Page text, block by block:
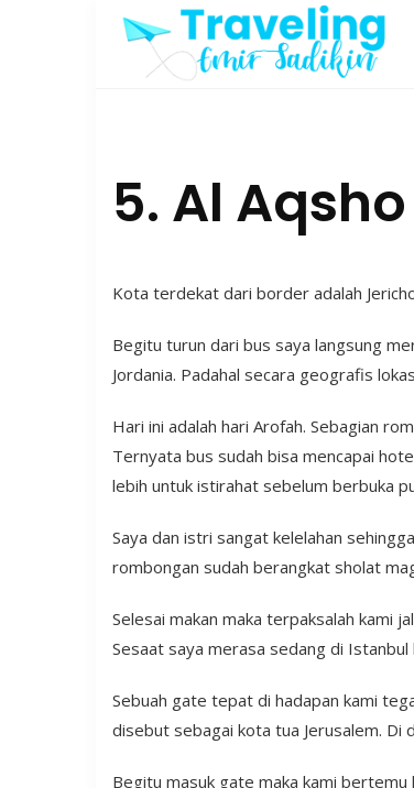
Skip
5. Al Aqsho
Kota terdekat dari border adalah
Begitu turun dari bus saya langsung
Jordania. Padahal secara geografis
Hari ini adalah hari Arofah. Sebagian
Ternyata bus sudah bisa mencapai
lebih untuk istirahat sebelum berbuka
Saya dan istri sangat kelelahan
rombongan sudah berangkat sholat
Selesai makan maka terpaksalah kami
Sesaat saya merasa sedang di
Sebuah gate tepat di hadapan kami
disebut sebagai kota tua Jerusalem. Di
Begitu masuk gate maka kami